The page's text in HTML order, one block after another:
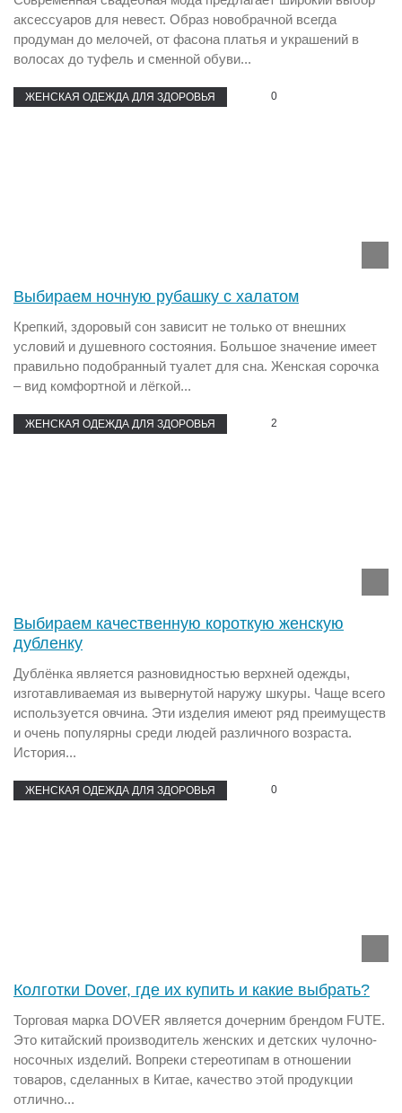
аксессуаров для невест. Образ новобрачной всегда
продуман до мелочей, от фасона платья и украшений в
волосах до туфель и сменной обуви...
ЖЕНСКАЯ ОДЕЖДА ДЛЯ ЗДОРОВЬЯ 0
Выбираем ночную рубашку с халатом
Крепкий, здоровый сон зависит не только от внешних
условий и душевного состояния. Большое значение имеет
правильно подобранный туалет для сна. Женская сорочка
– вид комфортной и лёгкой...
ЖЕНСКАЯ ОДЕЖДА ДЛЯ ЗДОРОВЬЯ 2
Выбираем качественную короткую женскую
дубленку
Дублёнка является разновидностью верхней одежды,
изготавливаемая из вывернутой наружу шкуры. Чаще всего
используется овчина. Эти изделия имеют ряд преимуществ
и очень популярны среди людей различного возраста.
История...
ЖЕНСКАЯ ОДЕЖДА ДЛЯ ЗДОРОВЬЯ 0
Колготки Dover, где их купить и какие выбрать?
Торговая марка DOVER является дочерним брендом FUTE.
Это китайский производитель женских и детских чулочно-
носочных изделий. Вопреки стереотипам в отношении
товаров, сделанных в Китае, качество этой продукции
отлично...